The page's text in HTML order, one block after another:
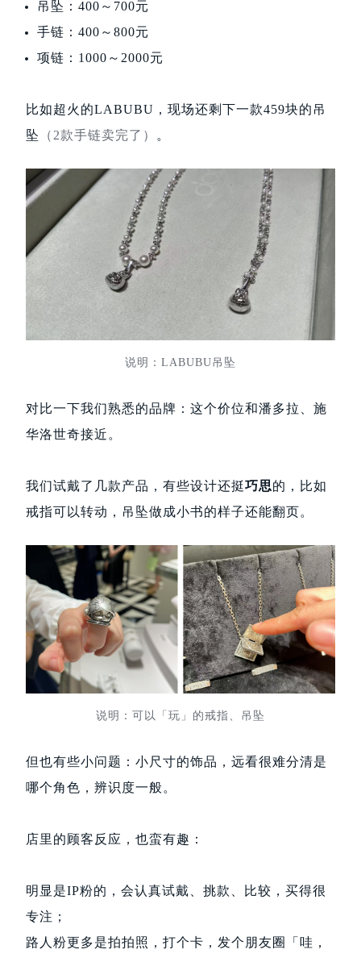
吊坠：400～700元
手链：400～800元
项链：1000～2000元
比如超火的LABUBU，现场还剩下一款459块的吊
坠
（2款手链卖完了） 。
说明：LABUBU吊坠
对比一下我们熟悉的品牌：这个价位和潘多拉、施
华洛世奇接近。
我们试戴了几款产品，有些设计还挺巧思的，比如
戒指可以转动，吊坠做成小书的样子还能翻页。
说明：可以「玩」的戒指、吊坠
但也有些小问题：小尺寸的饰品，远看很难分清是
哪个角色，辨识度一般。
店里的顾客反应，也蛮有趣：
明显是IP粉的，会认真试戴、挑款、比较，买得很
专注；
路人粉更多是拍拍照，打个卡，发个朋友圈「哇，